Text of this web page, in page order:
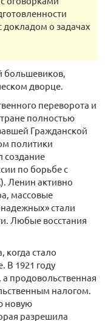
докладом о задачах
большевиков,
дворце.
переворота и
полностью
Гражданской
политики
создание
по борьбе с
Ленин активно
массовые
стали
Любые восстания
когда стало
В 1921 году
продовольственная
налогом.
новую
разрешила